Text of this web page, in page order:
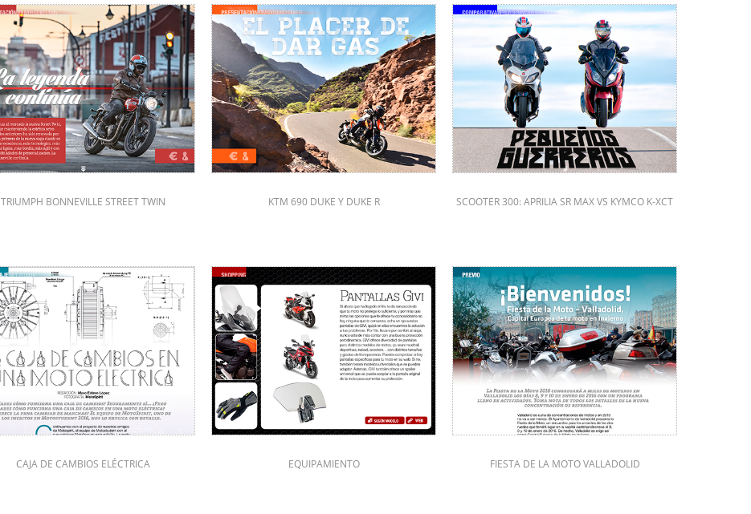
TRIUMPH BONNEVILLE STREET TWIN KTM 690 DUKE Y DUKE R SCOOTER 300: APRILIA SR MAX VS KYMCO K-XCT
CAJA DE CAMBIOS ELÉCTRICA EQUIPAMIENTO FIESTA DE LA MOTO VALLADOLID